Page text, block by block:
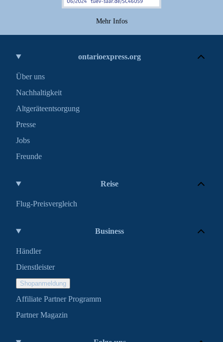
Mehr Infos
ontarioexpress.org
Über uns
Nachhaltigkeit
Altgeräteentsorgung
Presse
Jobs
Freunde
Reise
Flug-Preisvergleich
Business
Händler
Dienstleister
Shopanmeldung
Affiliate Partner Programm
Partner Magazin